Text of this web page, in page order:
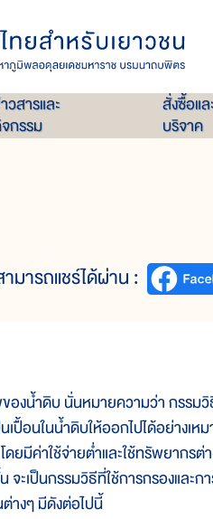
วสารและ
กรรม
สั่งซื้อแล
บริจาค
มารถแชร์ได้ผ่าน :
ดิบ นั่นหมายความว่า กรรมวิธี
ปื้อนในน้ำดิบให้ออกไปได้อย่างเห
มีค่าใช้จ่ายต่ำและใช้ทรัพยากร
เป็นกรรมวิธีที่ใช้การกรองและก
างๆ มีดังต่อไปนี้